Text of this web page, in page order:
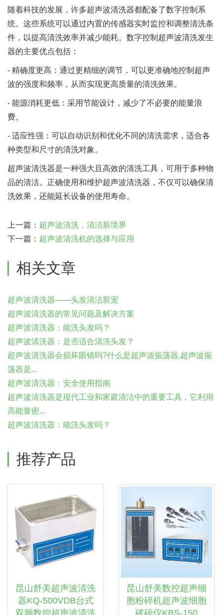
随着科技的发展，许多超声波清洗器都配备了数字控制系
统。这些系统可以通过内置的传感器实时监控和调整清洗条
件，以提高清洗效率并减少能耗。数字控制超声波清洗发生
器的主要优点包括：
- 精确度更高：通过更精细的调节，可以更准确地控制超声
波的强度和频率，从而实现更高质量的清洗效果。
- 能源消耗更低：采用节能设计，减少了不必要的能量浪
费。
- 适应性强：可以自动识别和优化不同的清洗需求，适合各
种类型和尺寸的清洗对象。
超声波清洗器是一种强大且高效的清洗工具，可用于多种物
品的清洁。正确使用和维护超声波清洗器，不仅可以确保清
洗效果，还能延长设备的使用寿命。
上一篇： 超声波清洗，清洁新境界
下一篇： 超声波清洗机的选择与应用
相关文章
超声波清洗器——头发清洁新宠
超声波清洗器的常见问题及解决方案
超声波清洗器：能洗头发吗？
超声波清洗器：是否适合清洗头发？
超声波清洗器会损坏眼镜吗?什么是超声波振荡器,超声波振
荡器是...
超声波清洗器：安全使用指南
超声波清洗器是现代工业和家庭清洁中的重要工具，它利用
高能量密...
超声波清洗器：能洗头发吗？
推荐产品
昆山舒美超声波清洗
器KQ-500VDB台式
双频数控超声波清洗
昆山舒美数控超声细
胞粉碎机超声波细胞
破碎仪KBS-150